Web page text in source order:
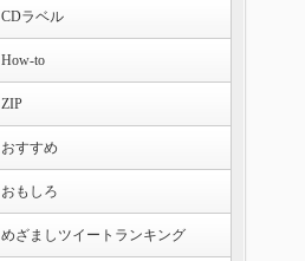
CDラベル
How-to
ZIP
おすすめ
おもしろ
めざましツイートランキング